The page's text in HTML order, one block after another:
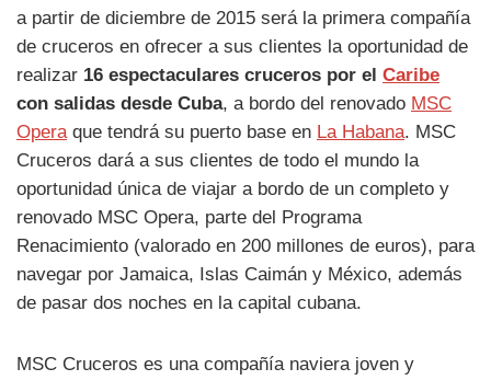
a partir de diciembre de 2015 será la primera compañía
de cruceros en ofrecer a sus clientes la oportunidad de
realizar 16 espectaculares cruceros por el Caribe
con salidas desde Cuba, a bordo del renovado MSC
Operaque tendrá su puerto base en La Habana. MSC
Cruceros dará a sus clientes de todo el mundo la
oportunidad única de viajar a bordo de un completo y
renovado MSC Opera, parte del Programa
Renacimiento (valorado en 200 millones de euros), para
navegar por Jamaica, Islas Caimán y México, además
de pasar dos noches en la capital cubana.
MSC Cruceros es una compañía naviera joven y